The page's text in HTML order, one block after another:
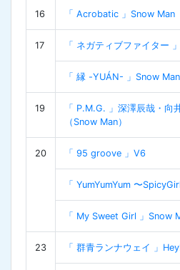
16 「 Acrobatic 」Snow Man
17 「 ネガティブファイター
「 縁 -YUÁN- 」Snow Man
19
「 P.M.G. 」深澤辰哉・向
（Snow Man）
20 「 95 groove 」V6
「 YumYumYum 〜
「 My Sweet Girl 」Snow
23 「 群青ランナウェイ 」